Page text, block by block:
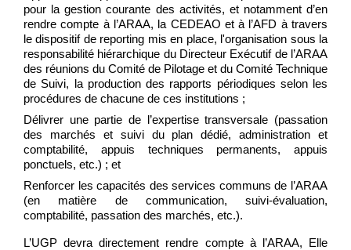
pour la gestion courante des activités, et notamment d’en
rendre compte à l’ARAA, la CEDEAO et à l’AFD à travers
le dispositif de reporting mis en place, l'organisation sous la
responsabilité hiérarchique du Directeur Exécutif de l’ARAA
des réunions du Comité de Pilotage et du Comité Technique
de Suivi, la production des rapports périodiques selon les
procédures de chacune de ces institutions ;
Délivrer une partie de l’expertise transversale (passation
des marchés et suivi du plan dédié, administration et
comptabilité, appuis techniques permanents, appuis
ponctuels, etc.) ; et
Renforcer les capacités des services communs de l’ARAA
(en matière de communication, suivi-évaluation,
comptabilité, passation des marchés, etc.).
L’UGP devra directement rendre compte à l’ARAA, Elle